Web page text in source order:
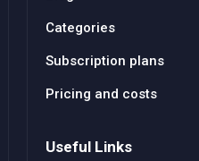
Categories
Subscription plans
Pricing and costs
Useful Links